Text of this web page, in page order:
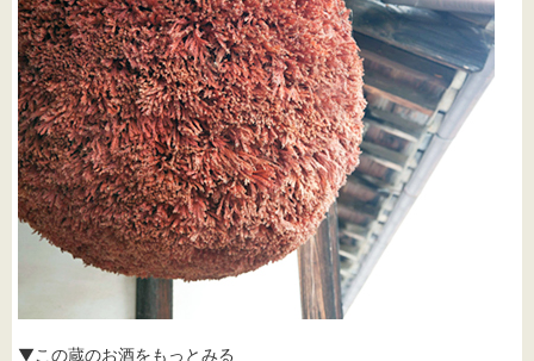
▼この蔵のお酒をもっとみる